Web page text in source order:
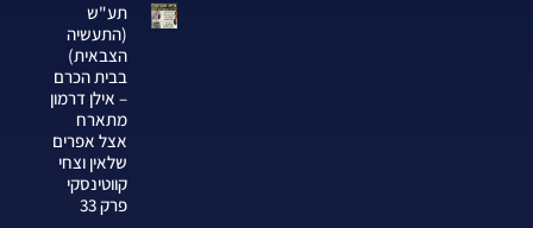
תע"ש
(התעשיה
הצבאית)
בבית הכרם
– אילן דרמון
מתארח
אצל אפרים
שלאין וצחי
קווטינסקי
פרק 33